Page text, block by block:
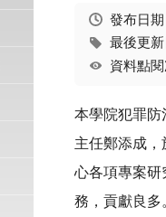
發布日期
最後更
資料點
本學院犯罪防
主任鄭添成
心各項專案研
務，貢獻良多